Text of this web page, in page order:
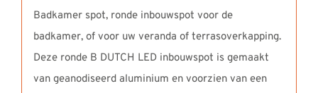
Badkamer spot, ronde inbouwspot voor de
badkamer, of voor uw veranda of terrasoverkapping.
Deze ronde B DUTCH LED inbouwspot is gemaakt
van geanodiseerd aluminium en voorzien van een